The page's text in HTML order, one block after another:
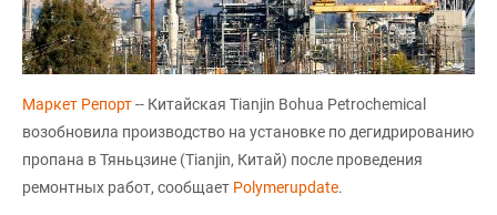
Маркет Репорт-- Китайская Tianjin Bohua Petrochemical
возобновила производство на установке по дегидрированию
пропана в Тяньцзине (Tianjin, Китай) после проведения
ремонтных работ, сообщает Polymerupdate.